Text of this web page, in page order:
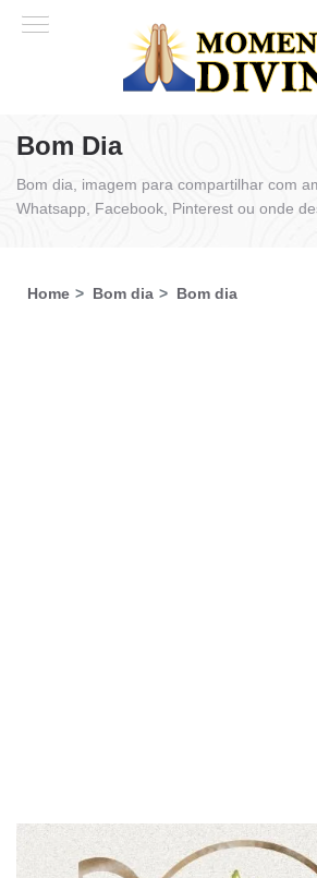
Bom Dia
Bom dia, imagem para compartilhar com
Whatsapp, Facebook, Pinterest ou onde
Home Bom dia Bom dia